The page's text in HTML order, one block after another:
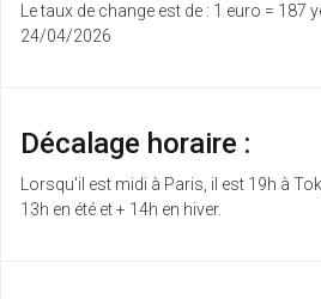
Le taux de change est de : 1 euro = 187
24/04/2026
Décalage horaire :
Lorsqu'il est midi à Paris, il est 19h à
13h en été et + 14h en hiver.